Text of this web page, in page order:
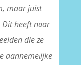
maar juist
heeft naar
die ze
aannemelijke